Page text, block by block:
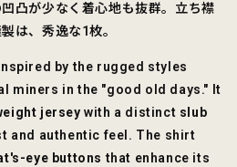
凸が少なく着心地も抜群。立ち襟
は、秀逸な1枚。
by the rugged styles
miners in the "good old days." It
jersey with a distinct slub
and authentic feel. The shirt
eye buttons that enhance its